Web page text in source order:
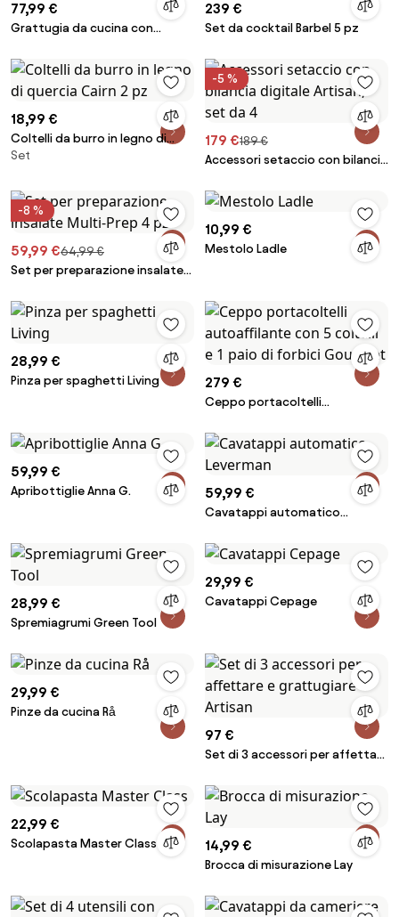
77,99 €
Grattugia da cucina con
239 €
Set da cocktail Barbel 5 pz
18,99 €
Coltelli da burro in legno di
quercia Cairn 2 pz
Set
-5 %
179 €189 €
Accessori setaccio con bilancia
-8 %
59,99 €64,99 €
Set per preparazione insalate
10,99 €
Mestolo Ladle
28,99 €
Pinza per spaghetti Living 279 €
Ceppo portacoltelli
paio di forbici Gourmet
59,99 €
Apribottiglie Anna G. 59,99 €
Cavatappi automatico
28,99 €
Spremiagrumi Green Tool
29,99 €
Cavatappi Cepage
29,99 €
Pinze da cucina Rå
97 €
Set di 3 accessori per affettare
22,99 €
Scolapasta Master Class 14,99 €
Brocca di misurazione Lay